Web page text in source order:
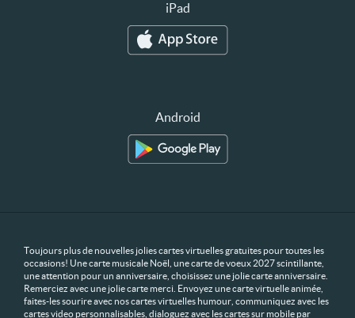
iPad
Android
Toujours plus de nouvelles jolies cartes virtuelles gratuites pour toutes les
occasions! Une carte musicale Noël, une carte de voeux 2027 scintillante,
une attention pour un anniversaire, choisissez une jolie carte anniversaire.
Remerciez avec une jolie carte merci. Envoyez une carte virtuelle animée,
faites-les sourire avec nos cartes virtuelles humour, communiquez avec les
cartes video personnalisables, dialoguez avec les cartes sur mobile par